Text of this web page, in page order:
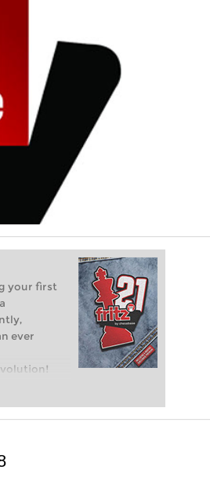
your first
ever
chess,